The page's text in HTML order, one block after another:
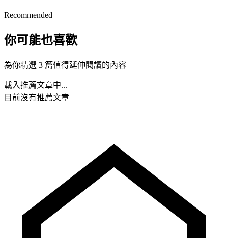
Recommended
你可能也喜歡
為你精選 3 篇值得延伸閱讀的內容
載入推薦文章中...
目前沒有推薦文章